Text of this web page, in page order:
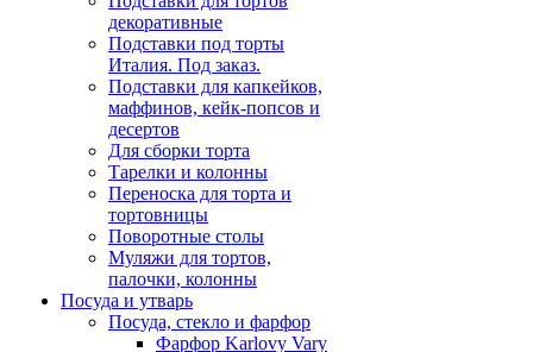
декоративные
Подставки под торты
Италия. Под заказ.
Подставки для капкейков,
маффинов, кейк-попсов и
десертов
Для сборки торта
Тарелки и колонны
Переноска для торта и
тортовницы
Поворотные столы
Муляжи для тортов,
палочки, колонны
Посуда и утварь
Посуда, стекло и фарфор
Фарфор Karlovy Vary